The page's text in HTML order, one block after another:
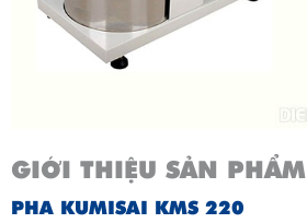
GIỚI THIỆU SẢN PHẨM
PHA KUMISAI KMS 220